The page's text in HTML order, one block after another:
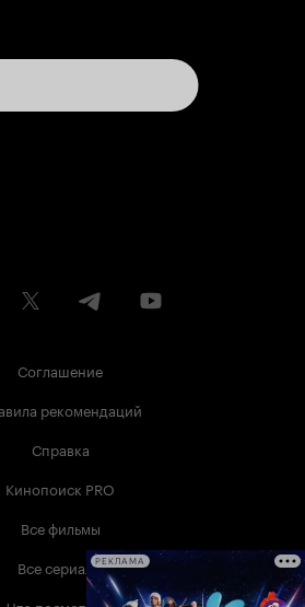
Соглашение
рекомендаций
Справка
Кинопоиск PRO
Все фильмы
Все сериалыРЕКЛАМА